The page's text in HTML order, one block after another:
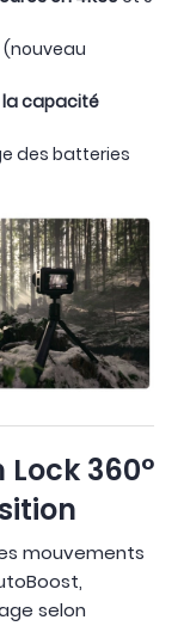
(nouveau
la capacité
des batteries
360°
mouvements
selon